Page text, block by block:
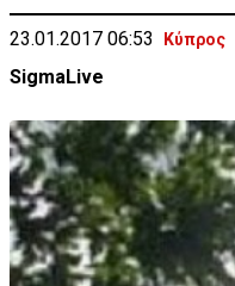
23.01.2017 06:53 Κύπρος
SigmaLive